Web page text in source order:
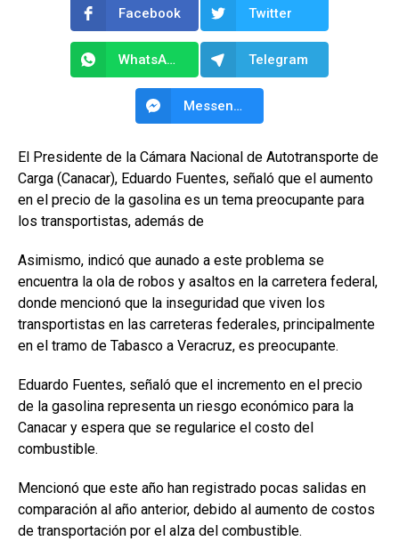
Facebook Twitter
WhatsApp Telegram
Messenger
El Presidente de la Cámara Nacional de Autotransporte de
Carga (Canacar), Eduardo Fuentes, señaló que el aumento
en el precio de la gasolina es un tema preocupante para
los transportistas, además de
Asimismo, indicó que aunado a este problema se
encuentra la ola de robos y asaltos en la carretera federal,
donde mencionó que la inseguridad que viven los
transportistas en las carreteras federales, principalmente
en el tramo de Tabasco a Veracruz, es preocupante.
Eduardo Fuentes, señaló que el incremento en el precio
de la gasolina representa un riesgo económico para la
Canacar y espera que se regularice el costo del
combustible.
Mencionó que este año han registrado pocas salidas en
comparación al año anterior, debido al aumento de costos
de transportación por el alza del combustible.